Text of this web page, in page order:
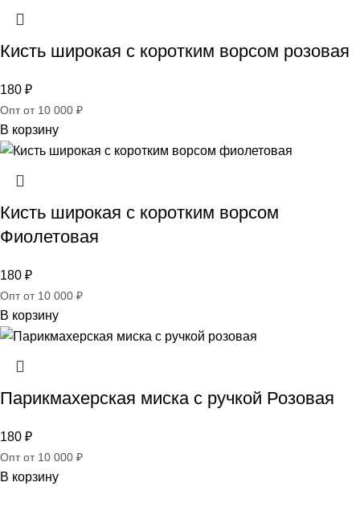
Кисть широкая c коротким ворсом розовая
180 ₽
Опт от 10 000 ₽
В корзину
Кисть широкая c коротким ворсом
Фиолетовая
180 ₽
Опт от 10 000 ₽
В корзину
Парикмахерская миска с ручкой Розовая
180 ₽
Опт от 10 000 ₽
В корзину